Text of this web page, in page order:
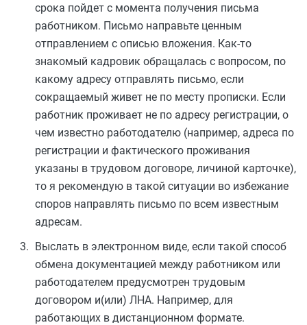
срока пойдет с момента получения письма
работником. Письмо направьте ценным
отправлением с описью вложения. Как-то
знакомый кадровик обращалась с вопросом, по
какому адресу отправлять письмо, если
сокращаемый живет не по месту прописки. Если
работник проживает не по адресу регистрации, о
чем известно работодателю (например, адреса по
регистрации и фактического проживания
указаны в трудовом договоре, личиной карточке),
то я рекомендую в такой ситуации во избежание
споров направлять письмо по всем известным
адресам.
Выслать в электронном виде, если такой способ
обмена документацией между работником или
работодателем предусмотрен трудовым
договором и(или) ЛНА. Например, для
работающих в дистанционном формате.